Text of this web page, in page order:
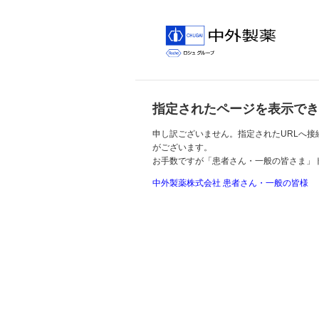
指定されたページを表示で
申し訳ございません。指定されたURLへ
がございます。
お手数ですが「患者さん・一般の皆さま
中外製薬株式会社 患者さん・一般の皆様